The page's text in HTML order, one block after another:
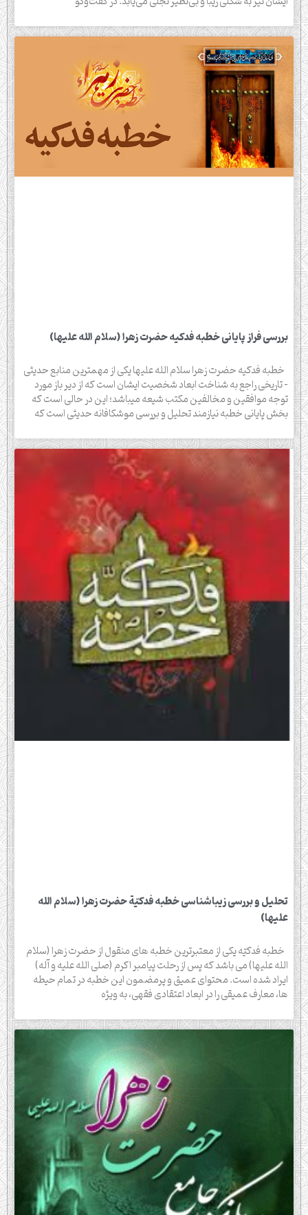
بررسی فراز پایانی خطبه فدکیه حضرت زهرا (سلام الله علیها)
خطبه فدکیه حضرت زهرا سلام الله علیها یکی از مهمترین منابع حدیثی
– تاریخی راجع به شناخت ابعاد شخصیت ایشان است که از دیر باز مورد
توجه موافقین و مخالفین مکتب شیعه میباشد؛ این در حالی است که
بخش پایانی خطبه نیازمند تحلیل و بررسی موشکافانه حدیثی است که
تحلیل و بررسی زیباشناسی خطبه فدکیّة حضرت زهرا (سلام الله
علیها)
خطبه فدکیّه یکی از معتبرترین خطبه های منقول از حضرت زهرا (سلام
الله علیها) می باشد که پس از رحلت پیامبر اکرم (صلی الله علیه و آله)
ایراد شده است. محتوای عمیق و پرمضمون این خطبه در تمام حیطه
ها، معارف عمیقی را در ابعاد اعتقادی فقهی، به ویژه